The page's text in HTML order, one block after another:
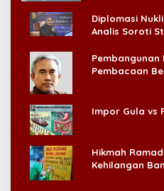
Diplomasi
Analis Soroti
Pembacaan
Impor Gula vs
Hikmah
Kehilangan